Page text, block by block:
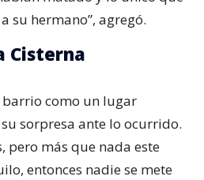
su hermano”, agregó.
Cisterna
como un lugar
sorpresa ante lo ocurrido.
pero más que nada este
entonces nadie se mete